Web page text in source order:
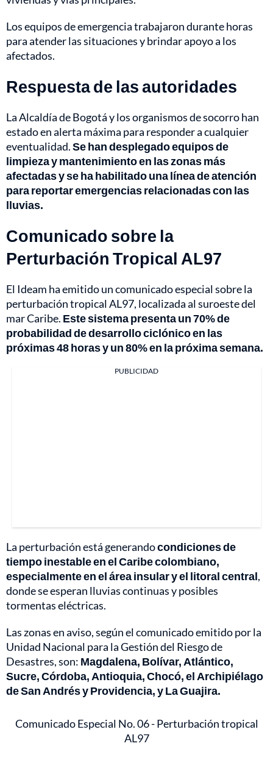
Los equipos de emergencia trabajaron durante horas
para atender las situaciones y brindar apoyo a los
afectados.
Respuesta de las autoridades
La Alcaldía de Bogotá y los organismos de socorro han
estado en alerta máxima para responder a cualquier
eventualidad.Se han desplegado equipos de
limpieza y mantenimiento en las zonas más
afectadas y se ha habilitado una línea de atención
para reportar emergencias relacionadas con las
lluvias.
Comunicado sobre la
Perturbación Tropical AL97
El Ideam ha emitido un comunicado especial sobre la
perturbación tropical AL97, localizada al suroeste del
mar Caribe. Este sistema presenta un 70% de
probabilidad de desarrollo ciclónico en las
próximas 48 horas y un 80% en la próxima semana.
PUBLICIDAD
La perturbación está generandocondiciones de
tiempo inestable en el Caribe colombiano,
especialmente en el área insular y el litoral central,
donde se esperan lluvias continuas y posibles
tormentas eléctricas.
Las zonas en aviso, según el comunicado emitido por la
Unidad Nacional para la Gestión del Riesgo de
Desastres, son: Magdalena, Bolívar, Atlántico,
Sucre, Córdoba, Antioquia, Chocó, el Archipiélago
de San Andrés y Providencia, y La Guajira.
Comunicado Especial No. 06 - Perturbación tropical
AL97